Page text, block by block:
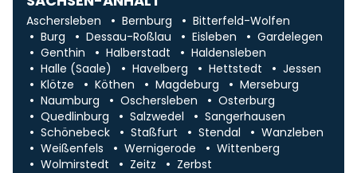
Aschersleben Bernburg
Bitterfeld-Wolfen
Burg
Dessau-Roßlau Eisleben
Gardelegen
Genthin
Halberstadt
Haldensleben
Halle (Saale)
Havelberg Hettstedt
Jessen
Klötze
Köthen Magdeburg
Merseburg
Naumburg
Oschersleben
Osterburg
Quedlinburg
Salzwedel
Sangerhausen
Schönebeck
Staßfurt Stendal
Wanzleben
Weißenfels
Wernigerode
Wittenberg
Wolmirstedt
Zeitz Zerbst